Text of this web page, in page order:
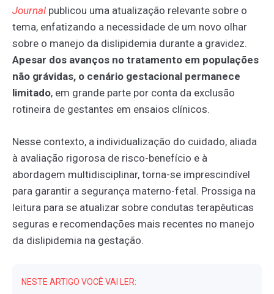
Journal publicou uma atualização relevante sobre o
tema, enfatizando a necessidade de um novo olhar
sobre o manejo da dislipidemia durante a gravidez.
Apesar dos avanços no tratamento em populações
não grávidas, o cenário gestacional permanece
limitado, em grande parte por conta da exclusão
rotineira de gestantes em ensaios clínicos.
Nesse contexto, a individualização do cuidado, aliada
à avaliação rigorosa de risco-benefício e à
abordagem multidisciplinar, torna-se imprescindível
para garantir a segurança materno-fetal. Prossiga na
leitura para se atualizar sobre condutas terapêuticas
seguras e recomendações mais recentes no manejo
da dislipidemia na gestação.
NESTE ARTIGO VOCÊ VAI LER: